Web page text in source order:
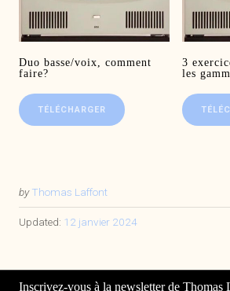
Duo basse/voix, comment
faire?
TÉLÉCHARGER
3
les
by Thomas Laffont
Updated: 12 janvier 2024
Inscrivez-vous à la newsletter de Thomas